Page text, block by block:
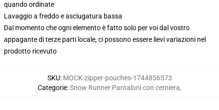
quando ordinate
Lavaggio a freddo e asciugatura bassa
Dal momento che ogni elemento è fatto solo per voi dal vostro
appagante di terze parti locale, ci possono essere lievi variazioni nel
prodotto ricevuto
SKU: MOCK-zipper-pouches-1744856573
Categorie:Snow Runner Pantaloni con cerniera,